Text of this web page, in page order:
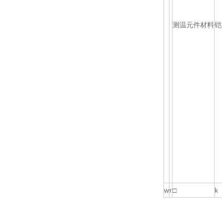
测温元件材料
wr□ k